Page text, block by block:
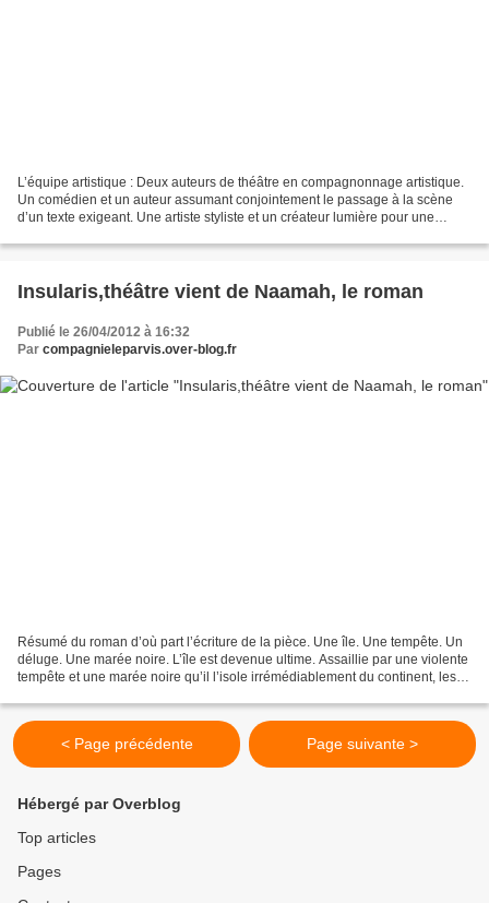
L’équipe artistique : Deux auteurs de théâtre en compagnonnage artistique.
Un comédien et un auteur assumant conjointement le passage à la scène
d’un texte exigeant. Une artiste styliste et un créateur lumière pour une
Insularis,théâtre vient de Naamah, le roman
Publié le 26/04/2012 à 16:32
Par compagnieleparvis.over-blog.fr
Résumé du roman d’où part l’écriture de la pièce. Une île. Une tempête. Un
déluge. Une marée noire. L’île est devenue ultime. Assaillie par une violente
tempête et une marée noire qu’il l’isole irrémédiablement du continent, les
< Page précédente Page suivante >
Hébergé par Overblog
Top articles
Pages